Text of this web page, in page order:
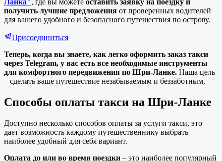
Ланка", где вы можете оставить заявку на поездку и
получить лучшие предложения от проверенных водителей
для вашего удобного и безопасного путешествия по острову.
Присоединиться
Теперь, когда вы знаете, как легко оформить заказ такси
через Telegram, у вас есть все необходимые инструменты
для комфортного передвижения по Шри-Ланке. Наша цель
– сделать ваше путешествие незабываемым и беззаботным,
Способы оплаты такси на Шри-Ланке
Доступно несколько способов оплаты за услуги такси, это
дает возможность каждому путешественнику выбрать
наиболее удобный для себя вариант.
Оплата до или во время поездки – это наиболее популярный